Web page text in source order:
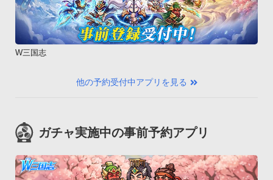
W三国志
他の予約受付中アプリを見る
ガチャ実施中の事前予約アプリ